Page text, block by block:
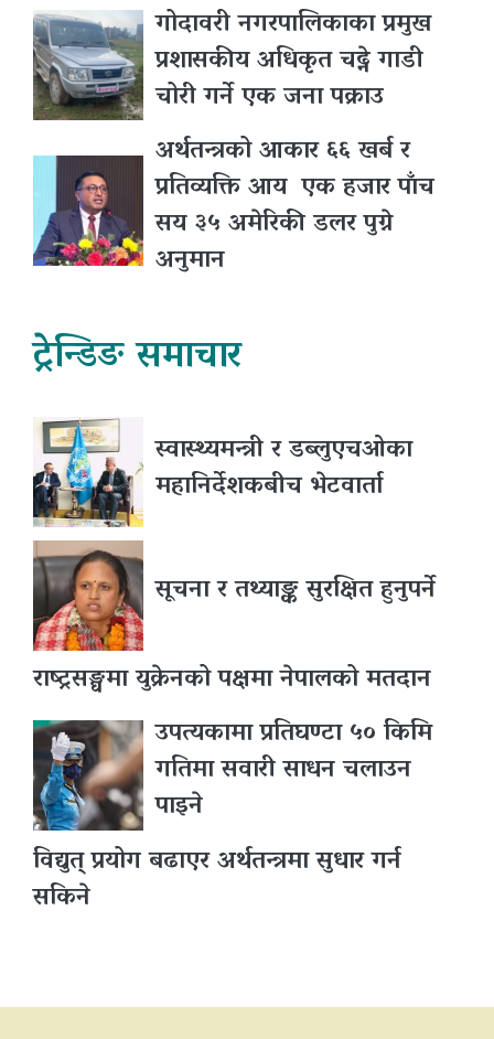
गोदावरी नगरपालिकाका प्रमुख
प्रशासकीय अधिकृत चढ्ने गाडी
चोरी गर्ने एक जना पक्राउ
अर्थतन्त्रको आकार ६६ खर्ब र
प्रतिव्यक्ति आय एक हजार पाँच
सय ३५ अमेरिकी डलर पुग्ने
अनुमान
ट्रेन्डिङ समाचार
स्वास्थ्यमन्त्री र डब्लुएचओका
महानिर्देशकबीच भेटवार्ता
सूचना र तथ्याङ्क सुरक्षित हुनुपर्ने
राष्ट्रसङ्घमा युक्रेनको पक्षमा नेपालको मतदान
उपत्यकामा प्रतिघण्टा ५० किमि
गतिमा सवारी साधन चलाउन
पाइने
विद्युत् प्रयोग बढाएर अर्थतन्त्रमा सुधार गर्न
सकिने